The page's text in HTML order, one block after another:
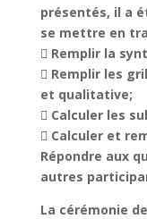
présentés, il a
se mettre en
 Remplir la
 Remplir les
et qualitative;
 Calculer les
 Calculer et
Répondre aux
autres
La cérémonie